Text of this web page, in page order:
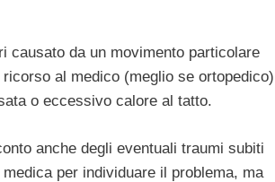
causato da un movimento particolare
al medico (meglio se ortopedico)
o eccessivo calore al tatto.
anche degli eventuali traumi subiti
per individuare il problema, ma